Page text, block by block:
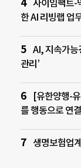
사이임팩트-
한 AI 리빙랩 업
AI, 지속가능
관리’
[유한양행-
를 행동으로 연
생명보험업